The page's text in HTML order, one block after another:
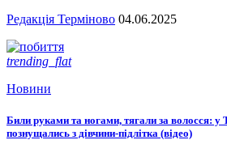
Редакція Терміново 04.06.2025
trending_flat
Новини
Били руками та ногами, тягали за волосся: у
познущались з дівчини-підлітка (відео)